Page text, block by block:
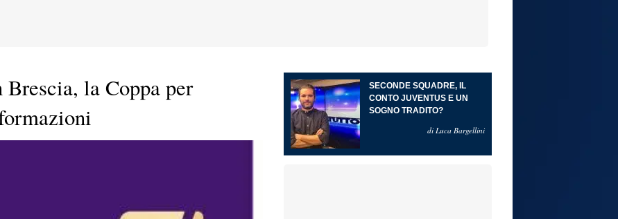
Brescia, la Coppa per
SECONDE SQUADRE, IL
CONTO JUVENTUS E UN
SOGNO TRADITO?
di Luca Bargellini